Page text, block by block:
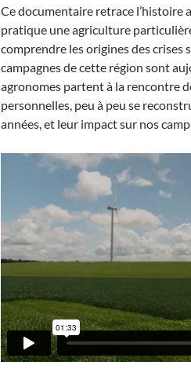
Ce documentaire retrace l’histoire
pratique une agriculture
comprendre les origines des crises
campagnes de cette région sont
agronomes partent à la rencontre
personnelles, peu à peu se
années, et leur impact sur nos